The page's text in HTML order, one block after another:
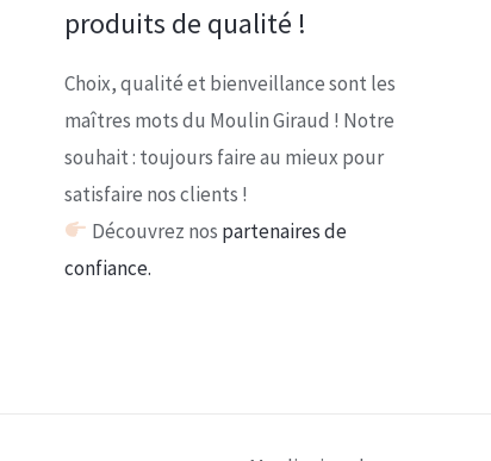
produits de qualité !
Choix, qualité et bienveillance sont les
maîtres mots du Moulin Giraud ! Notre
souhait : toujours faire au mieux pour
satisfaire nos clients !
Découvrez nos partenaires de
confiance.